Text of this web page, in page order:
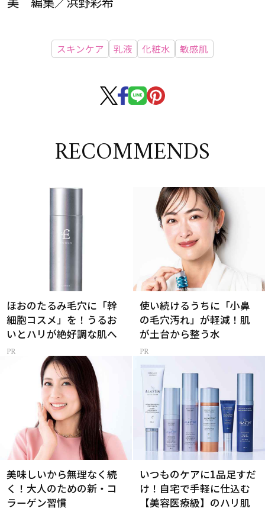
スキンケア 乳液 化粧水 敏感肌
RECOMMENDS
ほおのたるみ毛穴に「幹
細胞コスメ」を！うるお
いとハリが絶好調な肌へ
使い続けるうちに「小鼻
の毛穴汚れ」が軽減！肌
が土台から整う水
美味しいから無理なく続
く！大人のための新・コ
ラーゲン習慣
いつものケアに1品足すだ
け！自宅で手軽に仕込む
【美容医療級】のハリ肌